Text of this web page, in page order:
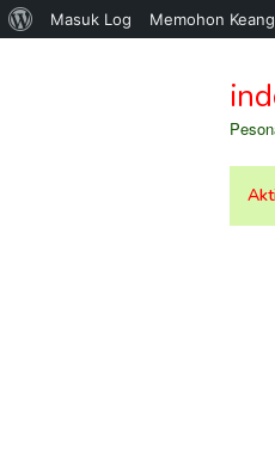
Tentang
Masuk Log Memohon
konten